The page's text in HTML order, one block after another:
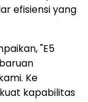
efisiensi yang
"E5
Ke
kapabilitas